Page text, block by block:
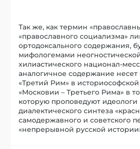
Так же, как термин
«православного социализма»
ортодоксального содержания,
мифологемами
хилиастического национал-
аналогичное содержание
«Третий Рим» в
«Московии – Третьего Рима» в
которую проповедуют идеологи
диалектического синтеза
самодержавного и советского
«непрерывной русской